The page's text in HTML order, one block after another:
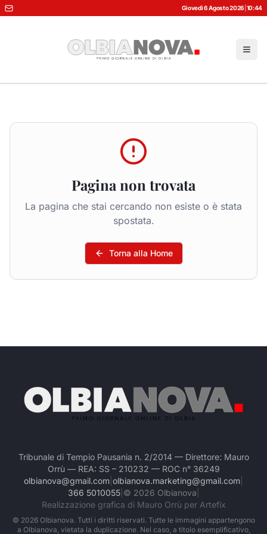
Giovedì 6 Agosto 2026 10:44
Pagina non trovata
La pagina che stai cercando non esiste o è stata
spostata.
Torna alla Home
Tribunale di Tempio Pausania n. 2/2014 — Direttore: Mauro
Orrù — REA: SS – 210232 — ROC n° 36249
olbianova@gmail.com olbianova.marketing@gmail.com
366 5010055| © 2026 Olbianova
Realizzazione grafica di Mauro Orrù per Artefix
© 2026Olbianova. Tutti i diritti riservati. Tutte le immagini appartengono
a Olbianova, vietata la duplicazione. Nel caso, a titolo esemplificativo,